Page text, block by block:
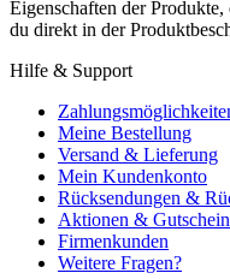
Eigenschaften der
du direkt in der
Hilfe & Support
Meine Bestellung
Versand & Lieferung
Mein Kundenkonto
Rücksendungen &
Aktionen &
Firmenkunden
Weitere Fragen?